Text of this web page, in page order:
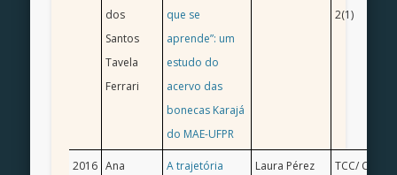
dos
Santos
Tavela
Ferrari
que se
aprende”: um
estudo do
acervo das
bonecas Karajá
do MAE-UFPR
2(1)
2016 Ana
A trajetória
Laura Pérez
TCC/